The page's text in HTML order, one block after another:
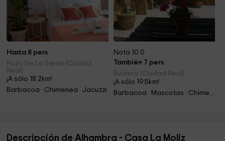
Hasta 8 pers.
Pozo De La Serna (Ciudad
Real)
¡A sólo 18.2km!
Barbacoa · Chimenea · Jacuzzi
Nota 10.0
También 7 pers.
Ruidera (Ciudad Real)
¡A sólo 19.5km!
Barbacoa · Mascotas · Chimenea
Descripción de Alhambra - Casa La Moliz